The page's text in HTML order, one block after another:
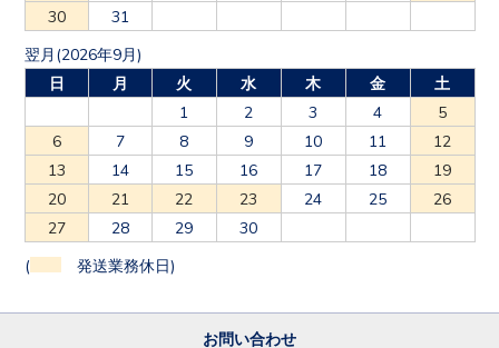
30
31
翌月(2026年9月)
日
月 火 水 木 金
土
1
2 3 4
5
6
7 8 9 10 11
12
13
14 15 16 17 18
19
20
21 22 23 24 25
26
27
28 29 30
( 発送業務休日)
お問い合わせ